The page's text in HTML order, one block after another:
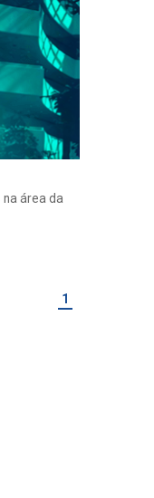
área da
1